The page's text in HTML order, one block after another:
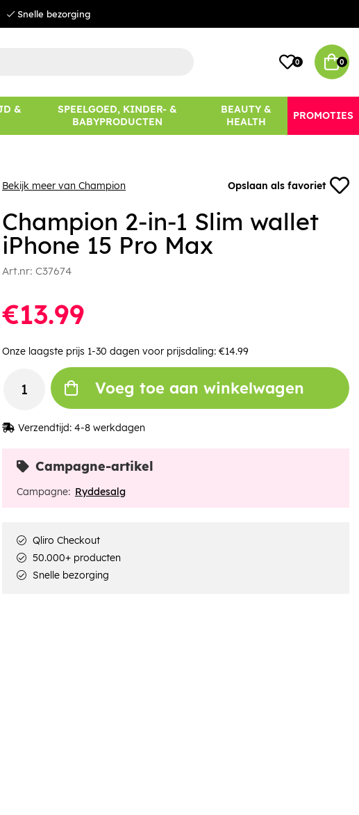
Snelle bezorging
0 0
&
SPEELGOED, KINDER- &
BABYPRODUCTEN
BEAUTY &
HEALTH
PROMOTIES
Bekijk meer van Champion Opslaan als favoriet
Champion 2-in-1 Slim wallet
iPhone 15 Pro Max
Art.nr: C37674
€13.99
Onze laagste prijs 1-30 dagen voor prijsdaling: €14.99
Voeg toe aan winkelwagen
Verzendtijd: 4-8 werkdagen
Campagne-artikel
Campagne: Ryddesalg
Qliro Checkout
50.000+ producten
Snelle bezorging